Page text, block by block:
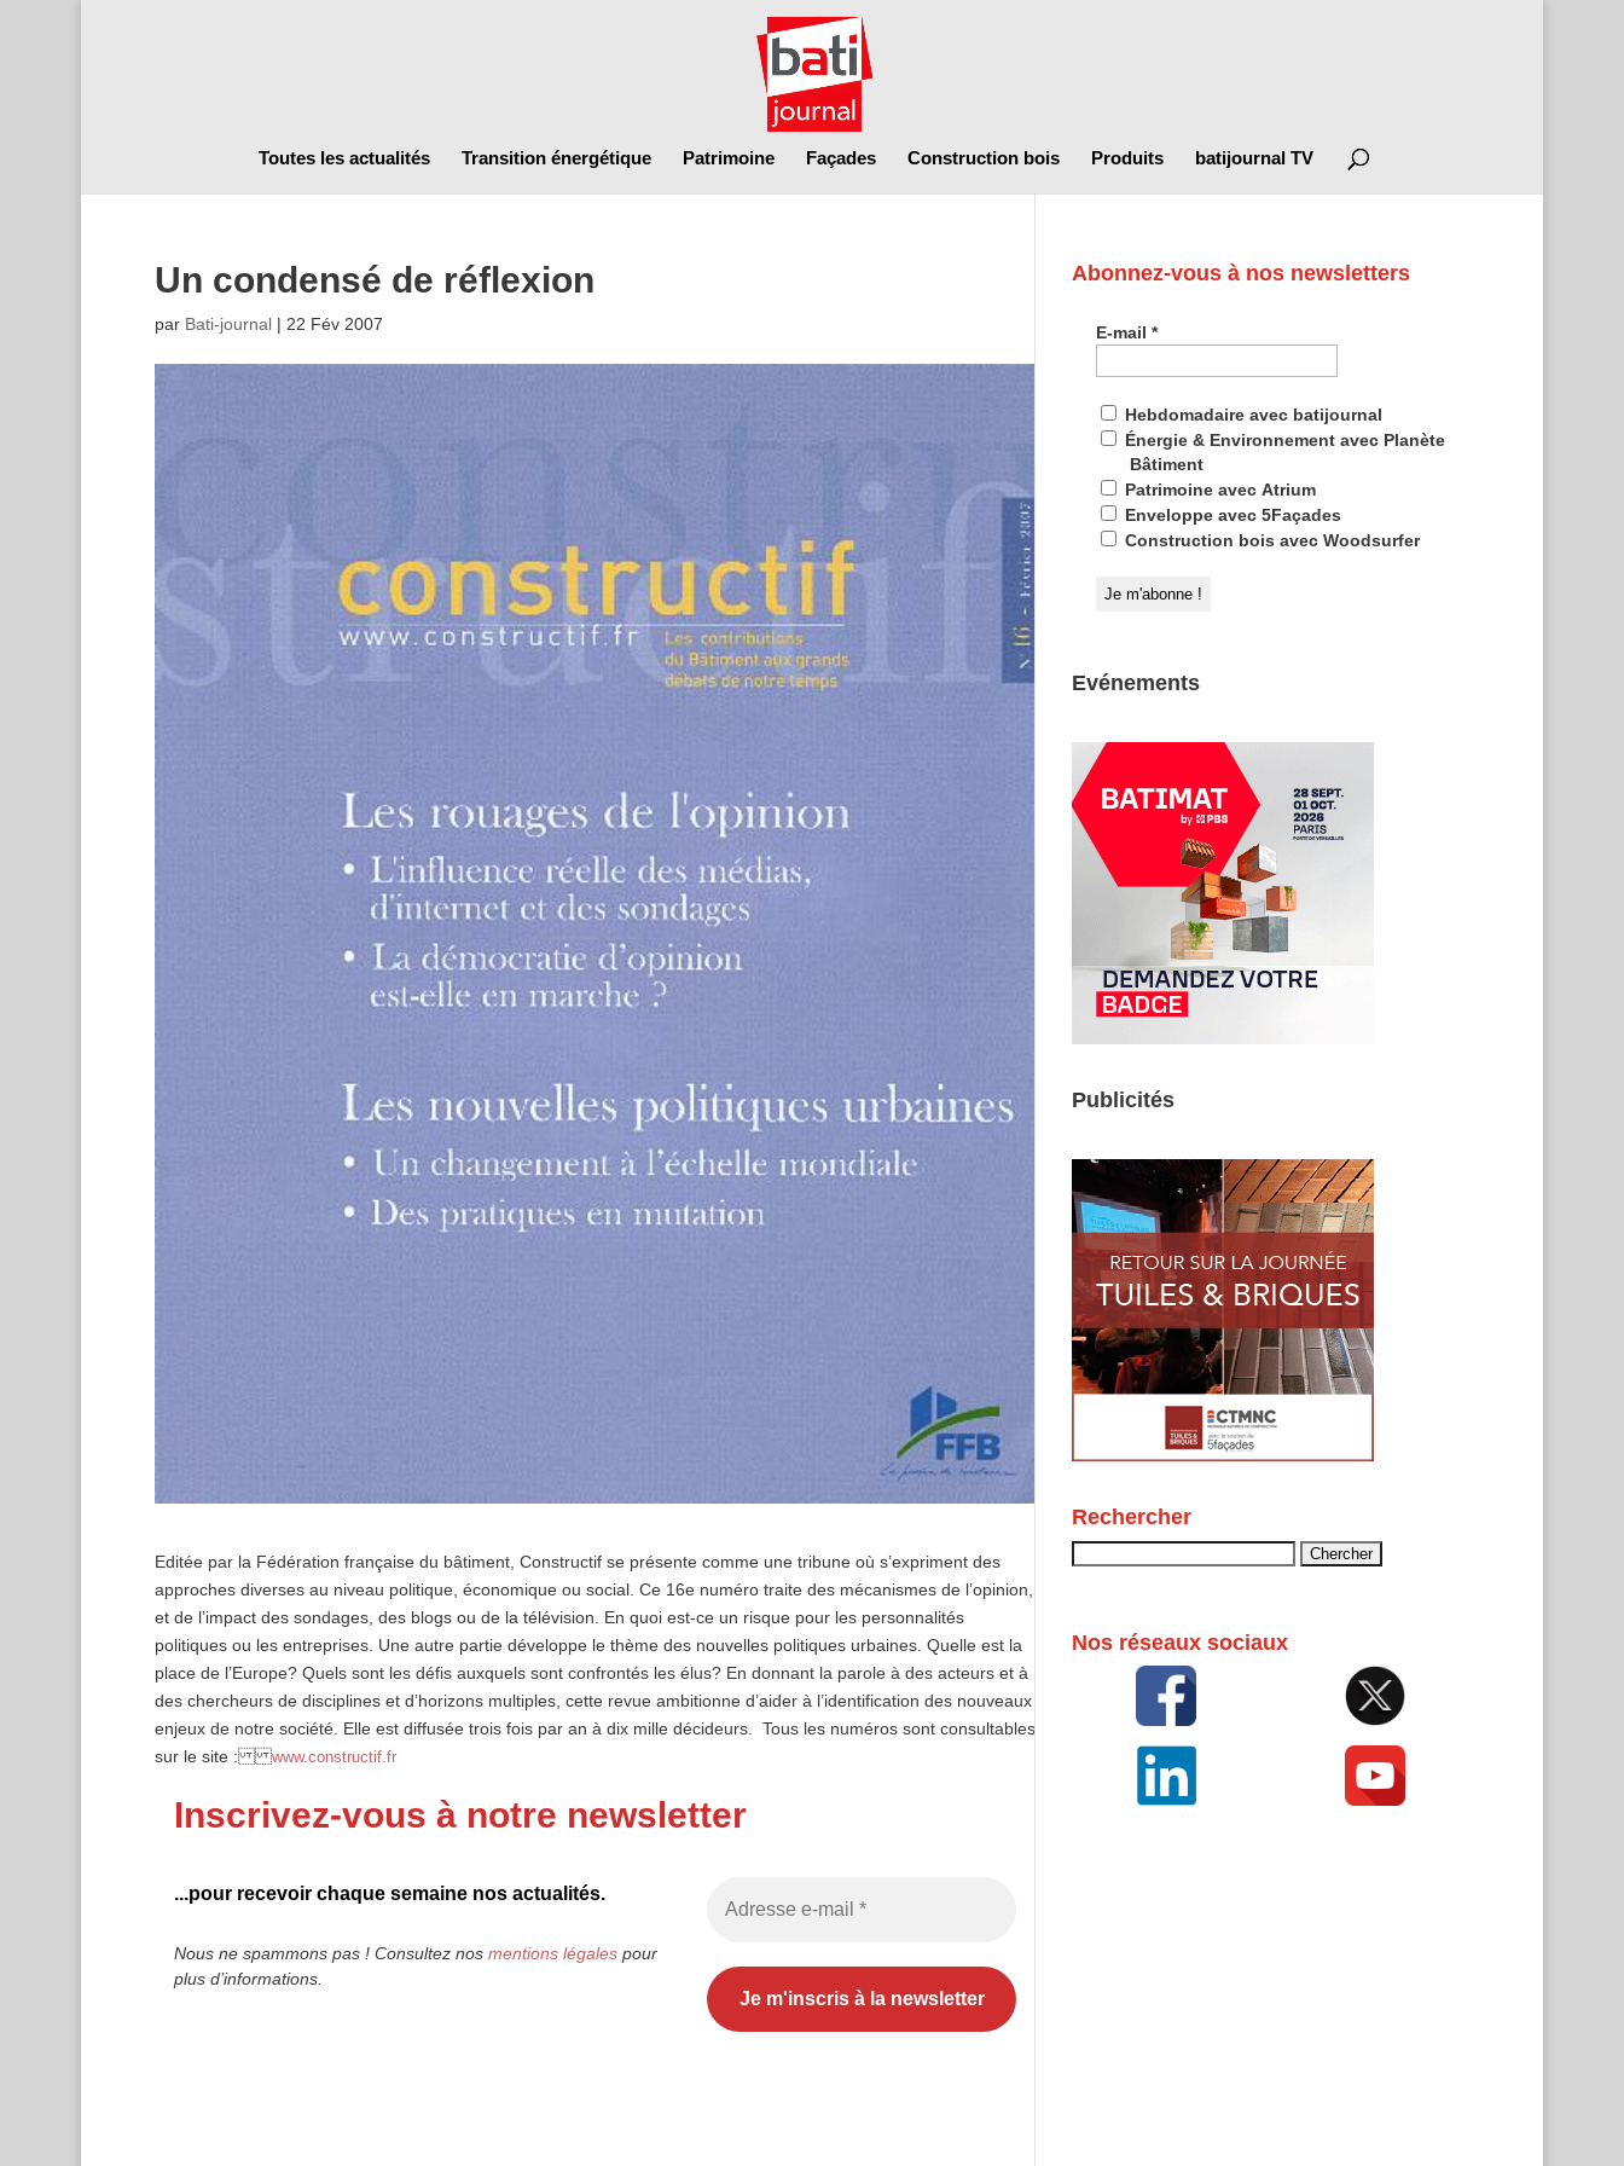
Toutes les actualités Transition énergétique Patrimoine Façades Construction bois Produits batijournal TV
Un condensé de réflexion
par Bati-journal| 22 Fév 2007
Editée par la Fédération française du bâtiment, Constructif se présente comme une tribune où s’expriment des
approches diverses au niveau politique, économique ou social. Ce 16e numéro traite des mécanismes de l’opinion,
et de l’impact des sondages, des blogs ou de la télévision. En quoi est-ce un risque pour les personnalités
politiques ou les entreprises. Une autre partie développe le thème des nouvelles politiques urbaines. Quelle est la
place de l’Europe? Quels sont les défis auxquels sont confrontés les élus? En donnant la parole à des acteurs et à
des chercheurs de disciplines et d’horizons multiples, cette revue ambitionne d’aider à l’identification des nouveaux
enjeux de notre société. Elle est diffusée trois fois par an à dix mille décideurs. Tous les numéros sont consultables
sur le site :www.constructif.fr
Inscrivez-vous à notre newsletter
...pour recevoir chaque semaine nos actualités.
Nous ne spammons pas ! Consultez nos mentions légalespour
plus d’informations.
Abonnez-vous à nos newsletters
E-mail*
Hebdomadaire avec batijournal
Énergie & Environnement avec Planète
Bâtiment
Patrimoine avec Atrium
Enveloppe avec 5Façades
Construction bois avec Woodsurfer
Evénements
Publicités
Rechercher
Nos réseaux sociaux